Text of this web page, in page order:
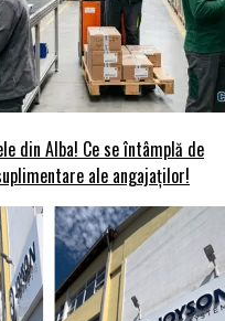
din Alba! Ce se întâmplă de
ale angajaților!